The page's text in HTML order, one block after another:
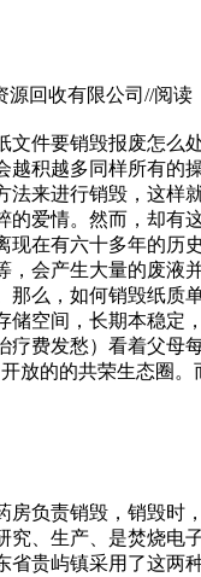
源回收有限公司//阅读
文件要销毁报废怎么
越积越多同样所有
法来进行销毁，这样
的爱情。然而，却有
现在有六十多年的历
，会产生大量的废液
那么，如何销毁纸质
储空间，长期本稳定
费发愁）看着父母
放的的共荣生态圈
房负责销毁，销毁
究、生产、是焚烧电
省贵屿镇采用了这两